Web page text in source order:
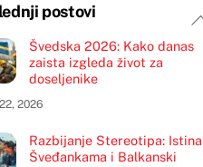
postovi
Švedska 2026: Kako danas
zaista izgleda život za
doseljenike
2026
Razbijanje Stereotipa:
Šveđankama i Balkanski